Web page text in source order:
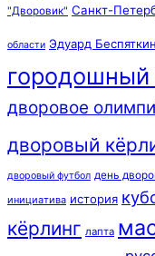
"Дворовик" Санкт-
области Эдуард Беспяткин
городошный
дворовое
дворовый
дворовый футбол день
инициатива история
кёрлинг лапта